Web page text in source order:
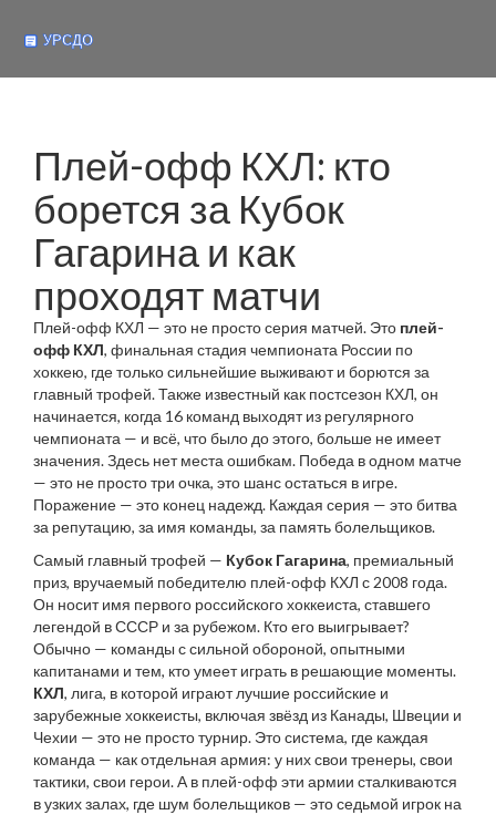
Плей-офф КХЛ: кто
борется за Кубок
Гагарина и как
проходят матчи
Плей-офф КХЛ — это не просто серия матчей. Это плей-
офф КХЛ, финальная стадия чемпионата России по
хоккею, где только сильнейшие выживают и борются за
главный трофей. Также известный как постсезон КХЛ, он
начинается, когда 16 команд выходят из регулярного
чемпионата — и всё, что было до этого, больше не имеет
значения.Здесь нет места ошибкам. Победа в одном матче
— это не просто три очка, это шанс остаться в игре.
Поражение — это конец надежд. Каждая серия — это битва
за репутацию, за имя команды, за память болельщиков.
Самый главный трофей — Кубок Гагарина, премиальный
приз, вручаемый победителю плей-офф КХЛ с 2008 года.
Он носит имя первого российского хоккеиста, ставшего
легендой в СССР и за рубежом. Кто его выигрывает?
Обычно — команды с сильной обороной, опытными
капитанами и тем, кто умеет играть в решающие моменты.
КХЛ, лига, в которой играют лучшие российские и
зарубежные хоккеисты, включая звёзд из Канады, Швеции и
Чехии — это не просто турнир. Это система, где каждая
команда — как отдельная армия: у них свои тренеры, свои
тактики, свои герои. А в плей-офф эти армии сталкиваются
в узких залах, где шум болельщиков — это седьмой игрок на